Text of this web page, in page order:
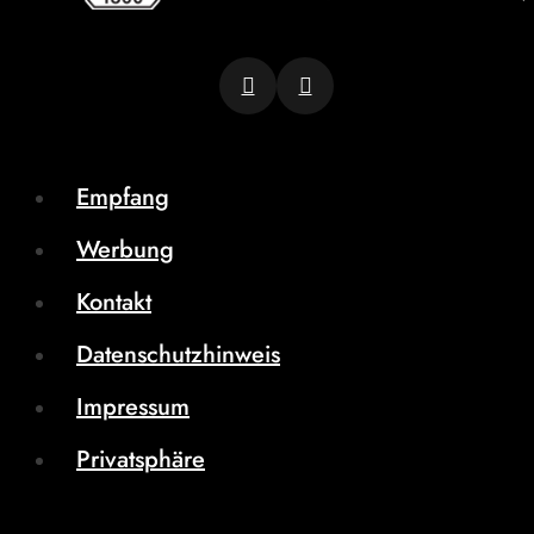
Empfang
Werbung
Kontakt
Datenschutzhinweis
Impressum
Privatsphäre